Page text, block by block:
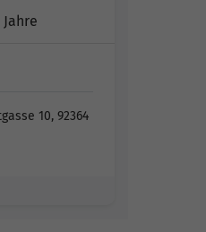
10, 92364